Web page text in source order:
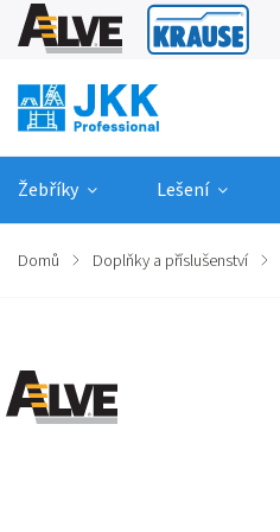
Žebříky Lešení
Domů / Doplňky a příslušenství /